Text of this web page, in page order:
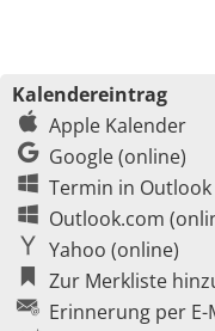
Kalendereintrag
Apple Kalender
Google (online)
Termin in Outlook
Outlook.com
Yahoo (online)
Zur Merkliste
Erinnerung per E-